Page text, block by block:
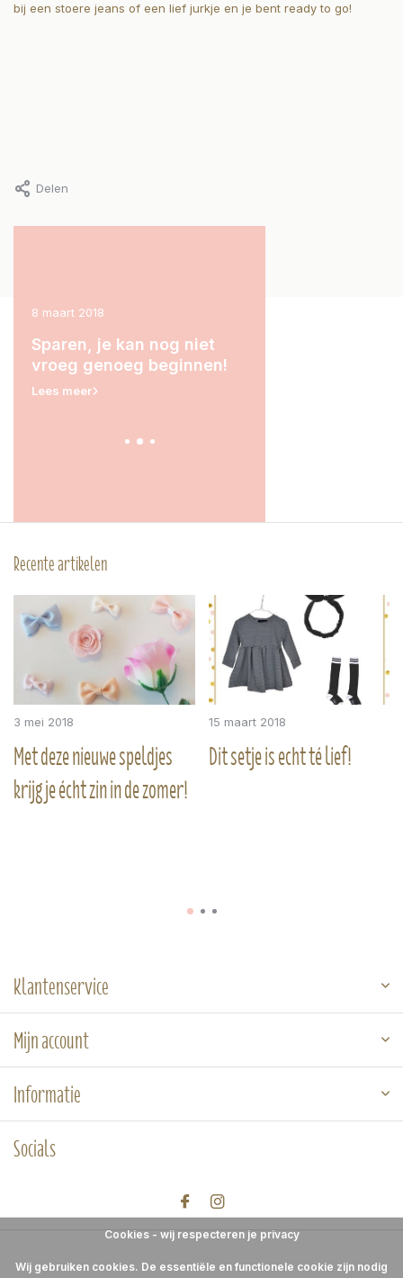
bij een stoere jeans of een lief jurkje en je bent ready to go!
Delen
8 maart 2018
Sparen, je kan nog niet
vroeg genoeg beginnen!
Lees meer
Recente artikelen
3 mei 2018
Met deze nieuwe speldjes
krijg je écht zin in de zomer!
15 maart 2018
Dit setje is echt té lief!
Klantenservice
Mijn account
Informatie
Socials
Cookies - wij respecteren je privacy
Wij gebruiken cookies. De essentiële en functionele cookie zijn nodig